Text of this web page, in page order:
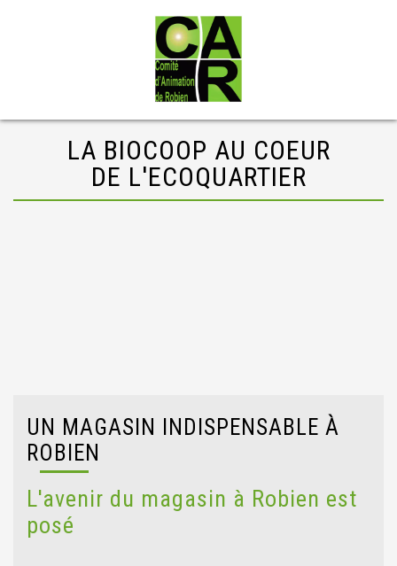
LA BIOCOOP AU COEUR
DE L'ECOQUARTIER
UN MAGASIN INDISPENSABLE À
ROBIEN
L'avenir du magasin à Robien est
posé